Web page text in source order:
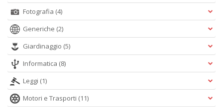
Fotografia (4)
Generiche (2)
Giardinaggio (5)
Informatica (8)
Leggi (1)
Motori e Trasporti (11)